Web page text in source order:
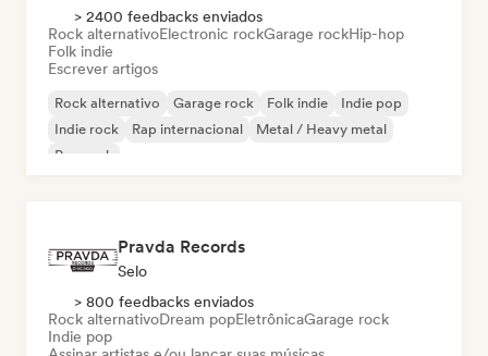
> 2400 feedbacks enviados
Rock alternativoElectronic rockGarage rockHip-hop
Folk indie
Escrever artigos
Rock alternativo Garage rock Folk indie
Indie pop
Indie rock
Rap internacional
Metal / Heavy metal
Pop rock
Pravda Records
Selo
> 800 feedbacks enviados
Rock alternativoDream popEletrônicaGarage rock
Indie pop